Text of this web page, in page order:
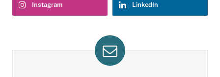
Instagram LinkedIn